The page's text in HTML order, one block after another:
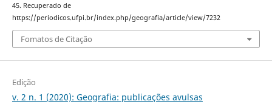
45. Recuperado de
https://periodicos.ufpi.br/index.php/geografia/article/view/7232
Fomatos de Citação
Edição
v. 2 n. 1 (2020): Geografia: publicações avulsas